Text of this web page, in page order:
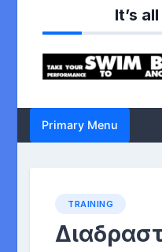
It’s
Primary Menu
TRAINING